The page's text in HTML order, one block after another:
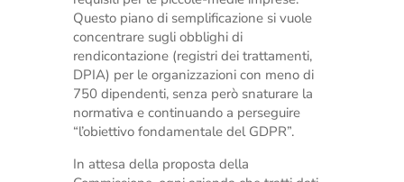
Questo piano di semplificazione si vuole
concentrare sugli obblighi di
rendicontazione (registri dei trattamenti,
DPIA) per le organizzazioni con meno di
750 dipendenti, senza però snaturare la
normativa e continuando a perseguire
“l’obiettivo fondamentale del GDPR”.
In attesa della proposta della